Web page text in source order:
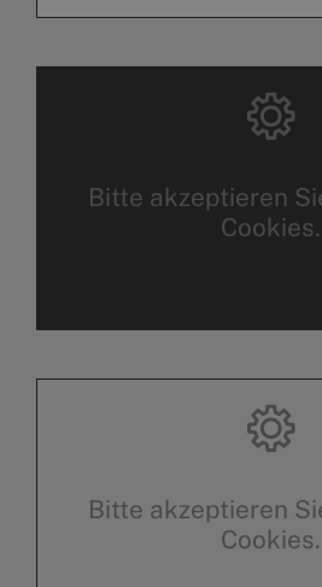
Bitte akzeptieren
Cookies.
Bitte akzeptieren
Cookies.